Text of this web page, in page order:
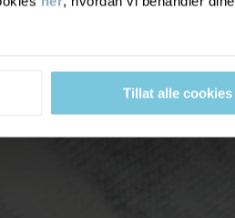
Tillat alle cookies